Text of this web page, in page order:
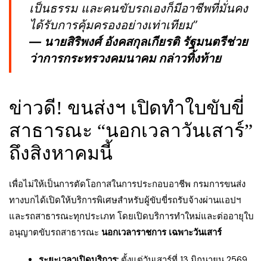
เป็นธรรม และคนขับรถเองก็มีอาชีพที่มั่นคง
ได้รับการคุ้มครองอย่างเท่าเทียม”
— นายสิริพงศ์ อังคสกุลเกียรติ รัฐมนตรีช่วย
ว่าการกระทรวงคมนาคม กล่าวทิ้งท้าย
ข่าวดี! ขนส่งฯ เปิดทำใบขับขี่
สาธารณะ “นอกเวลาวันเสาร์”
ถึงสิงหาคมนี้
เพื่อไม่ให้เป็นการตัดโอกาสในการประกอบอาชีพ กรมการขนส่ง
ทางบกได้เปิดให้บริการพิเศษสำหรับผู้ขับขี่รถรับจ้างผ่านแอปฯ
และรถสาธารณะทุกประเภท โดยเปิดบริการทำใหม่และต่ออายุใบ
อนุญาตขับรถสาธารณะ นอกเวลาราชการ เฉพาะวันเสาร์